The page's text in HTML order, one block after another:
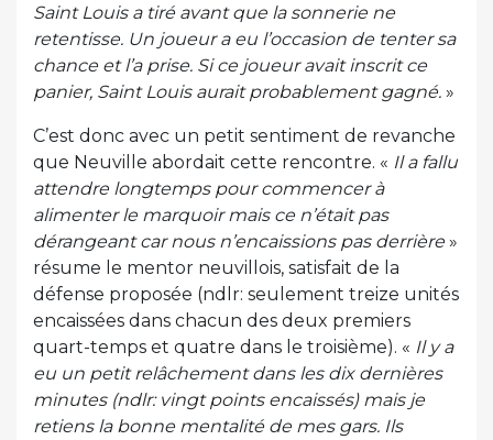
Saint Louis a tiré avant que la sonnerie ne
retentisse. Un joueur a eu l’occasion de tenter sa
chance et l’a prise. Si ce joueur avait inscrit ce
panier, Saint Louis aurait probablement gagné. »
C’est donc avec un petit sentiment de revanche
que Neuville abordait cette rencontre. « Il a fallu
attendre longtemps pour commencer à
alimenter le marquoir mais ce n’était pas
dérangeant car nous n’encaissions pas derrière»
résume le mentor neuvillois, satisfait de la
défense proposée (ndlr: seulement treize unités
encaissées dans chacun des deux premiers
quart-temps et quatre dans le troisième). « Il y a
eu un petit relâchement dans les dix dernières
minutes (ndlr: vingt points encaissés) mais je
retiens la bonne mentalité de mes gars. Ils